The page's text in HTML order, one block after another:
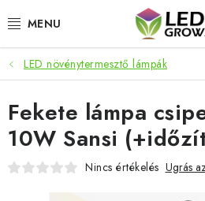
tartalomhoz
AKCIÓS TERMÉKEK
LED NÖVÉNYVILÁGÍTÁS
TERMESZTÉSI KELLÉKEK
AKVARISZTIKAI TERMÉKEK
LED növénytermesztő lámpák
Fekete lámpa
10W Sansi
Nincs értékelés Ugrás